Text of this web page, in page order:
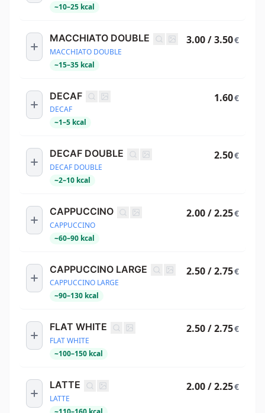
~10–25 kcal
MACCHIATO DOUBLE
MACCHIATO DOUBLE
~15–35 kcal
3.00 / 3.50€
DECAF
DECAF
~1–5 kcal
1.60€
DECAF DOUBLE
DECAF DOUBLE
~2–10 kcal
2.50€
CAPPUCCINO
CAPPUCCINO
~60–90 kcal
2.00 / 2.25€
CAPPUCCINO LARGE
CAPPUCCINO LARGE
~90–130 kcal
2.50 / 2.75€
FLAT WHITE
FLAT WHITE
~100–150 kcal
2.50 / 2.75€
LATTE
LATTE
2.00 / 2.25€